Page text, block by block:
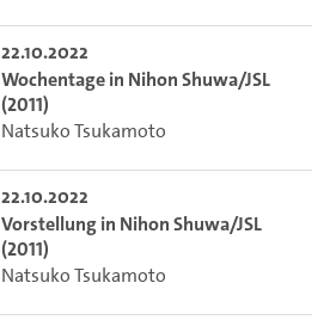
22.10.2022
Wochentage in Nihon Shuwa/JSL
(2011)
Natsuko Tsukamoto
22.10.2022
Vorstellung in Nihon Shuwa/JSL
(2011)
Natsuko Tsukamoto